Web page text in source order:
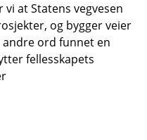
at Statens vegvesen
og bygger veier
andre ord funnet en
fellesskapets